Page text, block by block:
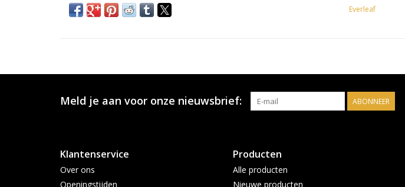
Everleaf
Meld je aan voor onze nieuwsbrief: ABONNEER
Klantenservice
Over ons
Openingstijden
Producten
Alle producten
Nieuwe producten